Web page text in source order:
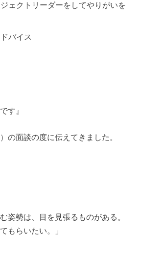
ェクトリーダーをしてやりがいを
バイス
す』
の面談の度に伝えてきました。
姿勢は、目を見張るものがある。
もらいたい。」